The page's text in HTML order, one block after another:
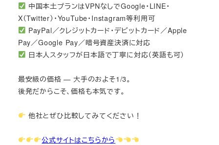
中国本土プランはVPNなしでGoogle・LINE・
X（Twitter）・YouTube・Instagram等利用可
PayPal／クレジットカード・デビットカード／Apple
Pay／Google Pay／暗号資産決済に対応
日本人スタッフが日本語で丁寧に対応（英語も可）
最安級の価格 — 大手のおよそ1/3。
後発だからこそ、価格も本気です。
他社とぜひ比較してみてください！
公式サイトはこちらから